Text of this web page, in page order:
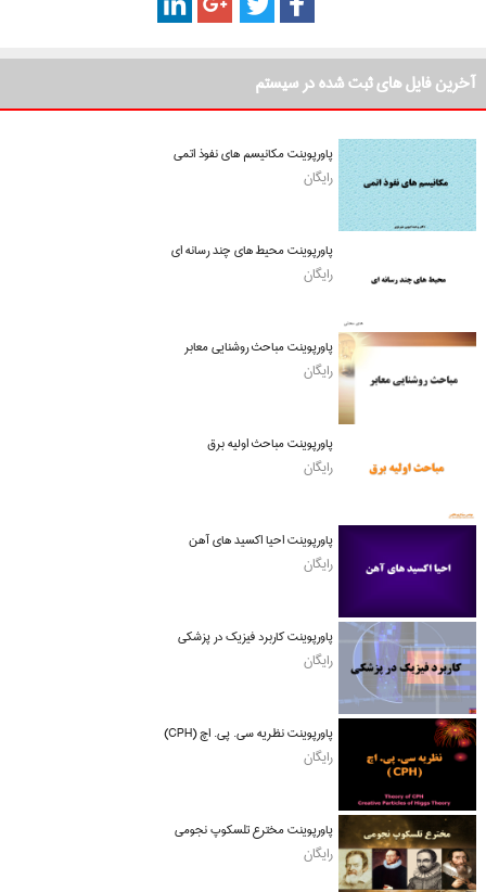
آخرین فایل های ثبت شده در سیستم
پاورپوینت مکانیسم های نفوذ اتمی
رایگان
پاورپوینت محیط های چند رسانه ای
رایگان
پاورپوینت مباحث روشنایی معابر
رایگان
پاورپوینت مباحث اولیه برق
رایگان
پاورپوینت احیا اکسید های آهن
رایگان
پاورپوینت کاربرد فیزیک در پزشکی
رایگان
پاورپوینت نظریه سی. پی. اچ (CPH)
رایگان
پاورپوینت مخترع تلسکوپ نجومی
رایگان